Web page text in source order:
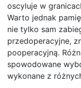
oscyluje w
Warto jednak
nie tylko sam
przedoperacyjne,
pooperacyjną.
spowodowane
wykonane z